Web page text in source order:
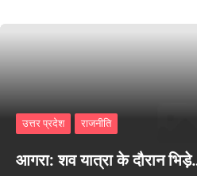
उत्तर प्रदेश राजनीति
आगरा: शव यात्रा के दौरान